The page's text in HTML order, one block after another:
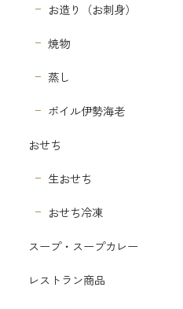
お造り（お刺身）
焼物
蒸し
ボイル伊勢海老
おせち
生おせち
おせち冷凍
スープ・スープカレー
レストラン商品